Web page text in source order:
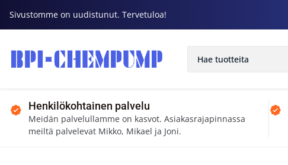
Sivustomme on uudistunut. Tervetuloa!
Henkilökohtainen palvelu
Meidän palvelullamme on kasvot. Asiakasrajapinnassa
meiltä palvelevat Mikko, Mikael ja Joni.